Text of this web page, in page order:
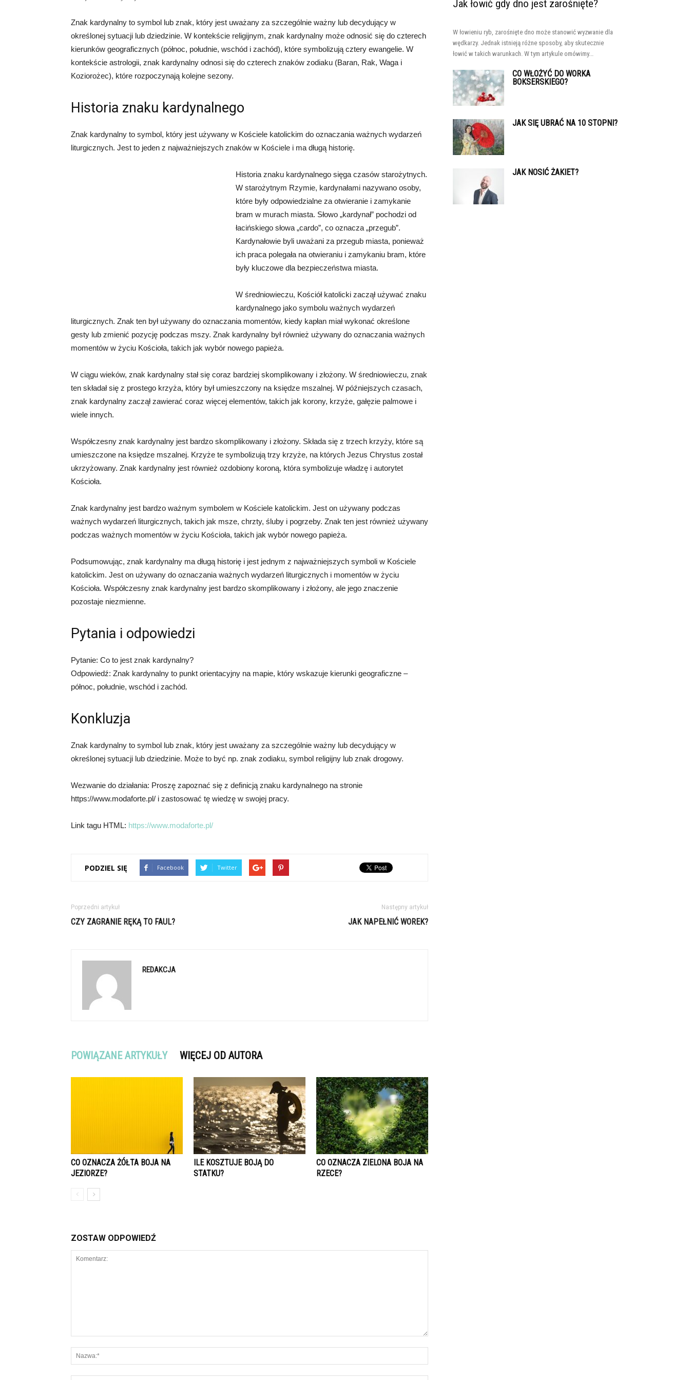
Znak kardynalny to symbol lub znak, który jest uważany za szczególnie ważny lub decydujący w
określonej sytuacji lub dziedzinie. W kontekście religijnym, znak kardynalny może odnosić się do czterech
kierunków geograficznych (północ, południe, wschód i zachód), które symbolizują cztery ewangelie. W
kontekście astrologii, znak kardynalny odnosi się do czterech znaków zodiaku (Baran, Rak, Waga i
Koziorożec), które rozpoczynają kolejne sezony.
Historia znaku kardynalnego
Znak kardynalny to symbol, który jest używany w Kościele katolickim do oznaczania ważnych wydarzeń
liturgicznych. Jest to jeden z najważniejszych znaków w Kościele i ma długą historię.
Historia znaku kardynalnego sięga czasów starożytnych.
W starożytnym Rzymie, kardynałami nazywano osoby,
które były odpowiedzialne za otwieranie i zamykanie
bram w murach miasta. Słowo „kardynał” pochodzi od
łacińskiego słowa „cardo”, co oznacza „przegub”.
Kardynałowie byli uważani za przegub miasta, ponieważ
ich praca polegała na otwieraniu i zamykaniu bram, które
były kluczowe dla bezpieczeństwa miasta.
W średniowieczu, Kościół katolicki zaczął używać znaku
kardynalnego jako symbolu ważnych wydarzeń
liturgicznych. Znak ten był używany do oznaczania momentów, kiedy kapłan miał wykonać określone
gesty lub zmienić pozycję podczas mszy. Znak kardynalny był również używany do oznaczania ważnych
momentów w życiu Kościoła, takich jak wybór nowego papieża.
W ciągu wieków, znak kardynalny stał się coraz bardziej skomplikowany i złożony. W średniowieczu, znak
ten składał się z prostego krzyża, który był umieszczony na księdze mszalnej. W późniejszych czasach,
znak kardynalny zaczął zawierać coraz więcej elementów, takich jak korony, krzyże, gałęzie palmowe i
wiele innych.
Współczesny znak kardynalny jest bardzo skomplikowany i złożony. Składa się z trzech krzyży, które są
umieszczone na księdze mszalnej. Krzyże te symbolizują trzy krzyże, na których Jezus Chrystus został
ukrzyżowany. Znak kardynalny jest również ozdobiony koroną, która symbolizuje władzę i autorytet
Kościoła.
Znak kardynalny jest bardzo ważnym symbolem w Kościele katolickim. Jest on używany podczas
ważnych wydarzeń liturgicznych, takich jak msze, chrzty, śluby i pogrzeby. Znak ten jest również używany
podczas ważnych momentów w życiu Kościoła, takich jak wybór nowego papieża.
Podsumowując, znak kardynalny ma długą historię i jest jednym z najważniejszych symboli w Kościele
katolickim. Jest on używany do oznaczania ważnych wydarzeń liturgicznych i momentów w życiu
Kościoła. Współczesny znak kardynalny jest bardzo skomplikowany i złożony, ale jego znaczenie
pozostaje niezmienne.
Pytania i odpowiedzi
Pytanie: Co to jest znak kardynalny?
Odpowiedź: Znak kardynalny to punkt orientacyjny na mapie, który wskazuje kierunki geograficzne –
północ, południe, wschód i zachód.
Konkluzja
Znak kardynalny to symbol lub znak, który jest uważany za szczególnie ważny lub decydujący w
określonej sytuacji lub dziedzinie. Może to być np. znak zodiaku, symbol religijny lub znak drogowy.
Wezwanie do działania: Proszę zapoznać się z definicją znaku kardynalnego na stronie
https://www.modaforte.pl/ i zastosować tę wiedzę w swojej pracy.
Link tagu HTML: https://www.modaforte.pl/
PODZIEL SIĘ Facebook Twitter
Poprzedni artykuł
CZY ZAGRANIE RĘKĄ TO FAUL?
Następny artykuł
JAK NAPEŁNIĆ WOREK?
REDAKCJA
POWIĄZANE ARTYKUŁY WIĘCEJ OD AUTORA
CO OZNACZA ŻÓŁTA BOJA NA
JEZIORZE?
ILE KOSZTUJE BOJĄ DO
STATKU?
CO OZNACZA ZIELONA BOJA NA
RZECE?
ZOSTAW ODPOWIEDŹ
Jak łowić gdy dno jest zarośnięte?
W łowieniu ryb, zarośnięte dno może stanowić wyzwanie dla
wędkarzy. Jednak istnieją różne sposoby, aby skutecznie
łowić w takich warunkach. W tym artykule omówimy...
CO WŁOŻYĆ DO WORKA
BOKSERSKIEGO?
JAK SIĘ UBRAĆ NA 10 STOPNI?
JAK NOSIĆ ŻAKIET?